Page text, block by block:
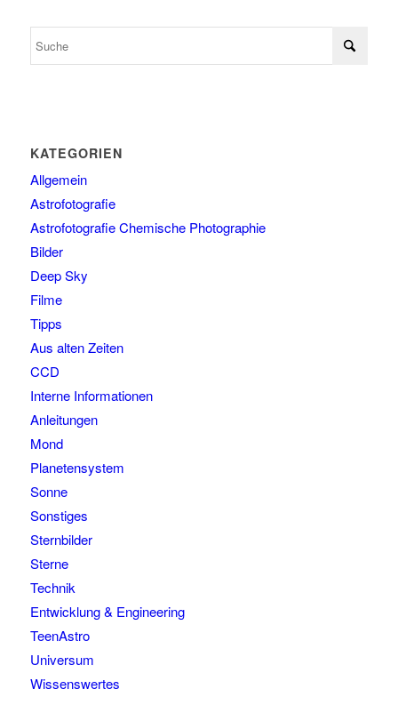
KATEGORIEN
Allgemein
Astrofotografie
Astrofotografie Chemische Photographie
Bilder
Deep Sky
Filme
Tipps
Aus alten Zeiten
CCD
Interne Informationen
Anleitungen
Mond
Planetensystem
Sonne
Sonstiges
Sternbilder
Sterne
Technik
Entwicklung & Engineering
TeenAstro
Universum
Wissenswertes